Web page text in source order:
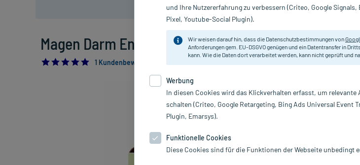
Nur für kurze Zeit:Gratis-Versand* ab
Magen Darm Entoxin N Tropfen, 50 ml
5.0
1 Kundenbewertung*
inkl.
und Ihre Nutzererfahrung zu verbessern (Criteo, Google
Pixel, Youtube-Social Plugin).
Wir weisen darauf hin, dass die Datenschutzbestimmungen von
Anforderungen gem. EU-DSGVO genügen und ein Datentransfer in
kann. Wie die Daten dort verarbeitet werden, kann nicht geprüft und
Werbung
In diesen Cookies wird das Klickverhalten erfasst, um relevante
schalten (Criteo, Google Retargeting, Bing Ads Universal Event
Plugin, Emarsys).
Funktionelle Cookies
Diese Cookies sind für die Funktionen der Webseite